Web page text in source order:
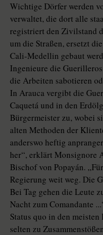
Wichtige Dörfer werden
verwaltet, die dort alle
registriert den Zivilstand
um die Straßen, ersetzt
Cali-Medellin gebaut
Ingenieure die
die Arbeiten sabotieren
In Arauca vergibt die
Caquetá und in den
Bürgermeister zu, wobei
alten Methoden der
anderswo heftig
her“, erklärt Monsignore
Bischof von Popayán.
Regierung weit weg. Die
Bei Tag gehen die Leute
Nacht zum Comandante
Status quo in den
selten zu